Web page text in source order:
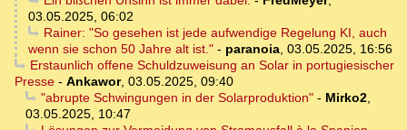
03.05.2025, 06:02
Rainer: "So gesehen ist jede aufwendige Regelung KI, auch
wenn sie schon 50 Jahre alt ist." - paranoia, 03.05.2025, 16:56
Erstaunlich offene Schuldzuweisung an Solar in portugiesischer
Presse - Ankawor, 03.05.2025, 09:40
"abrupte Schwingungen in der Solarproduktion"- Mirko2,
03.05.2025, 10:47